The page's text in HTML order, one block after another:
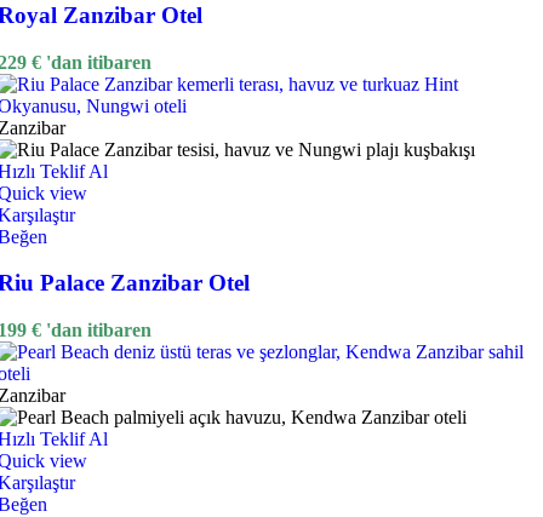
Zanzibar Otel
€ 'dan itibaren
Teklif Al
view
Palace Zanzibar Otel
€ 'dan itibaren
Teklif Al
view